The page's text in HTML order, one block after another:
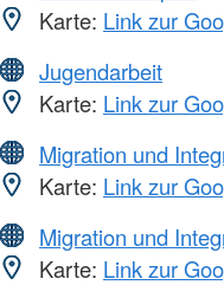
Karte: Link zur
Jugendarbeit
Karte: Link zur
Migration und
Karte: Link zur
Migration und
Karte: Link zur